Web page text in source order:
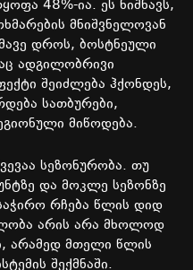
48%-ია. ეს ნიშნავს,
მნიშვნელოვან
დროს, ბოსტნეული
ადგილობრივი
შეიძლება ჰქონდეს,
სათბურები,
მიწოდება.
სეზონურობა. თუ
და მოკლე სეზონზე
რჩება წლის დიდ
არის არა მხოლოდ
, არამედ მთელი წლის
შექმნაში.